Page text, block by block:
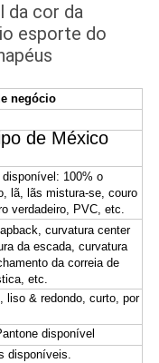
da cor da
esporte do
negócio
de México
100% o
lã, lãs mistura-se, couro
verdadeiro, PVC, etc.
curvatura center
da escada, curvatura
da correia de
etc.
liso & redondo, curto, por
disponível
disponíveis.